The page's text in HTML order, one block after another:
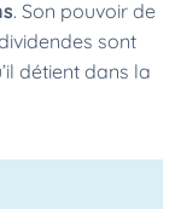
. Son pouvoir de
sont
détient dans la